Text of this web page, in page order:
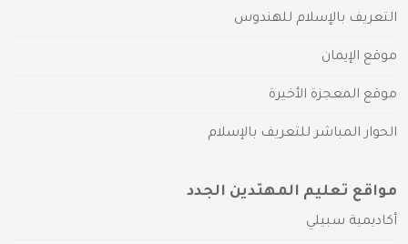
التعريف بالإسلام للهندوس
موقع الإيمان
موقع المعجزة الأخيرة
الحوار المباشر للتعريف بالإسلام
مواقع تعليم المهتدين الجدد
أكاديمية سبيلي